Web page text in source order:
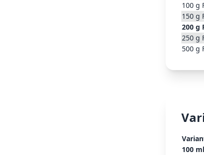
100 g
150 g
200 g
250 g
500 g
100 ml